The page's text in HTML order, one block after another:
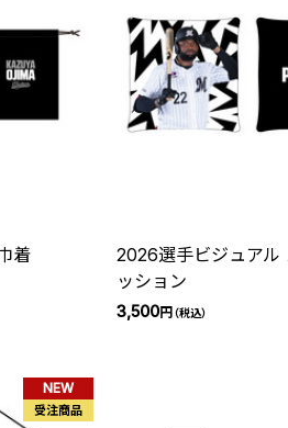
着
2026選手ビジュアル スクエアク
ッション
3,500円（税込）
NEW
受注商品